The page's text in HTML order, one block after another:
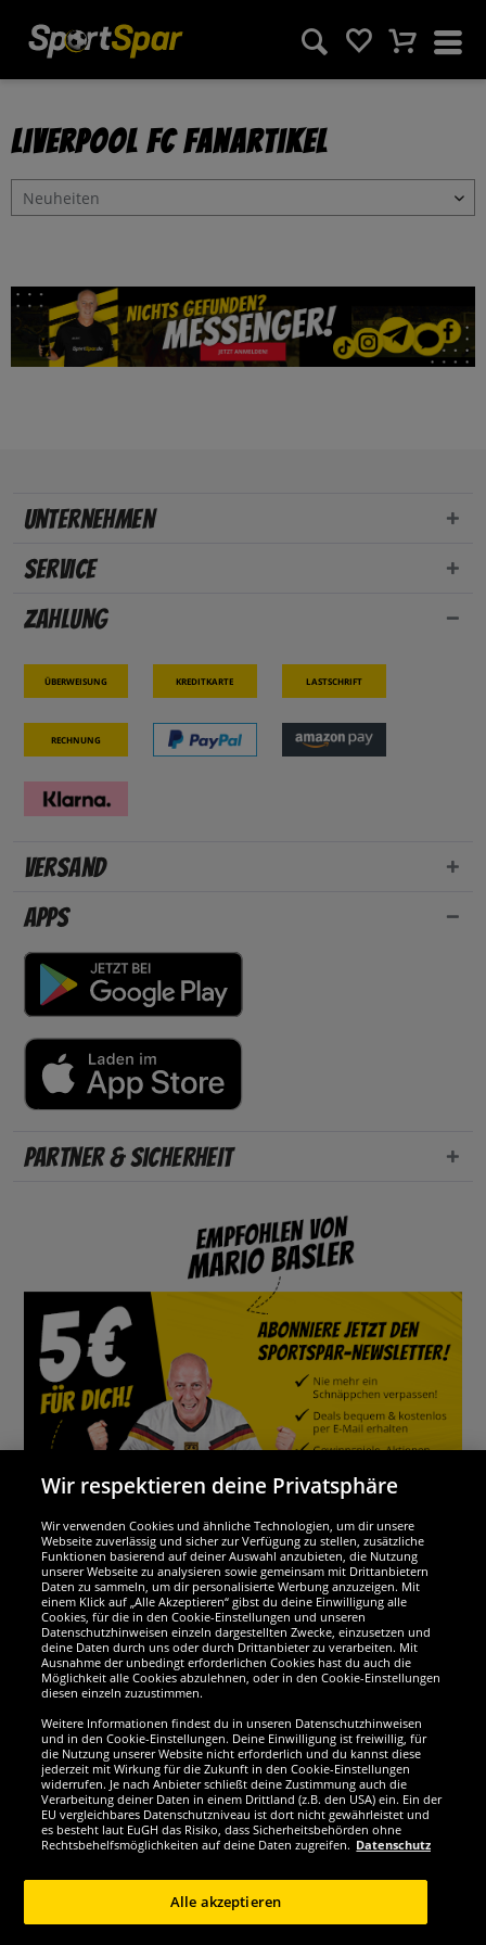
Liverpool FC Fanartikel
Unternehmen
Service
Zahlung
Überweisung Kreditkarte Lastschrift
Rechnung
Versand
Apps
Partner & Sicherheit
Wir sind ausgezeichnet
Werde SportSpar-Fan!
Copyright © 2024 Sportspar GmbH, Gustav-Adolf-Ring 7, 04838 Eilenburg DE -
Wir respektieren deine Privatsphäre
Wir verwenden Cookies und ähnliche Technologien, um dir unsere
Webseite zuverlässig und sicher zur Verfügung zu stellen, zusätzliche
Funktionen basierend auf deiner Auswahl anzubieten, die Nutzung
unserer Webseite zu analysieren sowie gemeinsam mit Drittanbietern
Daten zu sammeln, um dir personalisierte Werbung anzuzeigen. Mit
einem Klick auf „Alle Akzeptieren“ gibst du deine Einwilligung alle
Cookies, für die in den Cookie-Einstellungen und unseren
Datenschutzhinweisen einzeln dargestellten Zwecke, einzusetzen und
deine Daten durch uns oder durch Drittanbieter zu verarbeiten. Mit
Ausnahme der unbedingt erforderlichen Cookies hast du auch die
Möglichkeit alle Cookies abzulehnen, oder in den Cookie-Einstellungen
diesen einzeln zuzustimmen.
Weitere Informationen findest du in unseren Datenschutzhinweisen
und in den Cookie-Einstellungen. Deine Einwilligung ist freiwillig, für
die Nutzung unserer Website nicht erforderlich und du kannst diese
jederzeit mit Wirkung für die Zukunft in den Cookie-Einstellungen
widerrufen. Je nach Anbieter schließt deine Zustimmung auch die
Verarbeitung deiner Daten in einem Drittland (z.B. den USA) ein. Ein der
EU vergleichbares Datenschutzniveau ist dort nicht gewährleistet und
es besteht laut EuGH das Risiko, dass Sicherheitsbehörden ohne
Rechtsbehelfsmöglichkeiten auf deine Daten zugreifen. Datenschutz
Alle akzeptieren